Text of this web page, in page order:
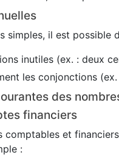
simples, il est possible
inutiles (ex. : deux
les conjonctions
des
financiers
comptables et
: